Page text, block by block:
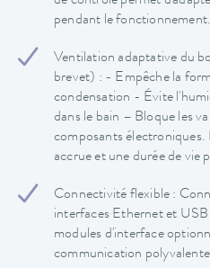
pendant le fonctionnement.
Ventilation adaptative du
brevet) : - Empêche la
condensation - Évite
dans le bain – Bloque les
composants électroniques.
accrue et une durée de vie
Connectivité flexible :
interfaces Ethernet et USB
modules d'interface
communication